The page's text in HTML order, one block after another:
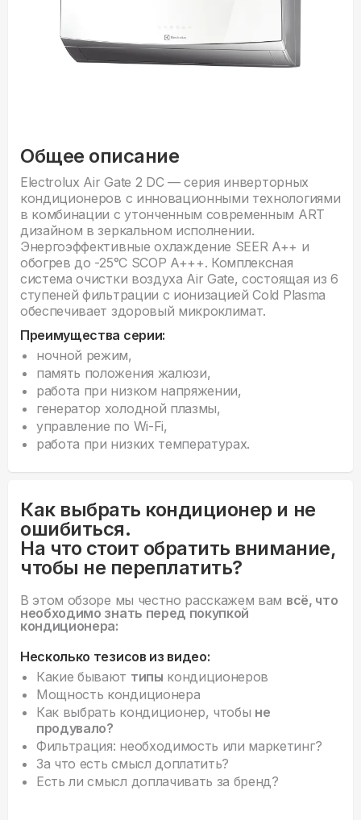
Общее описание
Electrolux Air Gate 2 DC — серия инверторных
кондиционеров с инновационными технологиями
в комбинации с утонченным современным ART
дизайном в зеркальном исполнении.
Энергоэффективные охлаждение SEER A++ и
обогрев до -25°С SCOP A+++. Комплексная
система очистки воздуха Air Gate, состоящая из 6
ступеней фильтрации с ионизацией Cold Plasma
обеспечивает здоровый микроклимат.
Преимущества серии:
ночной режим,
память положения жалюзи,
работа при низком напряжении,
генератор холодной плазмы,
управление по Wi-Fi,
работа при низких температурах.
Как выбрать кондиционер и не
ошибиться.
На что стоит обратить внимание,
чтобы не переплатить?
В этом обзоре мы честно расскажем вам всё, что
необходимо знать перед покупкой
кондиционера:
Несколько тезисов из видео:
Какие бывают типы кондиционеров
Мощность кондиционера
Как выбрать кондиционер, чтобы не
продувало?
Фильтрация: необходимость или маркетинг?
За что есть смысл доплатить?
Есть ли смысл доплачивать за бренд?